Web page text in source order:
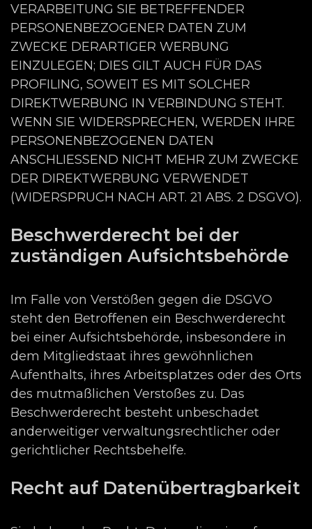
VERARBEITUNG SIE BETREFFENDER
PERSONENBEZOGENER DATEN ZUM
ZWECKE DERARTIGER WERBUNG
EINZULEGEN; DIES GILT AUCH FÜR DAS
PROFILING, SOWEIT ES MIT SOLCHER
DIREKTWERBUNG IN VERBINDUNG STEHT.
WENN SIE WIDERSPRECHEN, WERDEN IHRE
PERSONENBEZOGENEN DATEN
ANSCHLIESSEND NICHT MEHR ZUM ZWECKE
DER DIREKTWERBUNG VERWENDET
(WIDERSPRUCH NACH ART. 21 ABS. 2 DSGVO).
Beschwerderecht bei der
zuständigen Aufsichtsbehörde
Im Falle von Verstößen gegen die DSGVO
steht den Betroffenen ein Beschwerderecht
bei einer Aufsichtsbehörde, insbesondere in
dem Mitgliedstaat ihres gewöhnlichen
Aufenthalts, ihres Arbeitsplatzes oder des Orts
des mutmaßlichen Verstoßes zu. Das
Beschwerderecht besteht unbeschadet
anderweitiger verwaltungsrechtlicher oder
gerichtlicher Rechtsbehelfe.
Recht auf Datenübertragbarkeit